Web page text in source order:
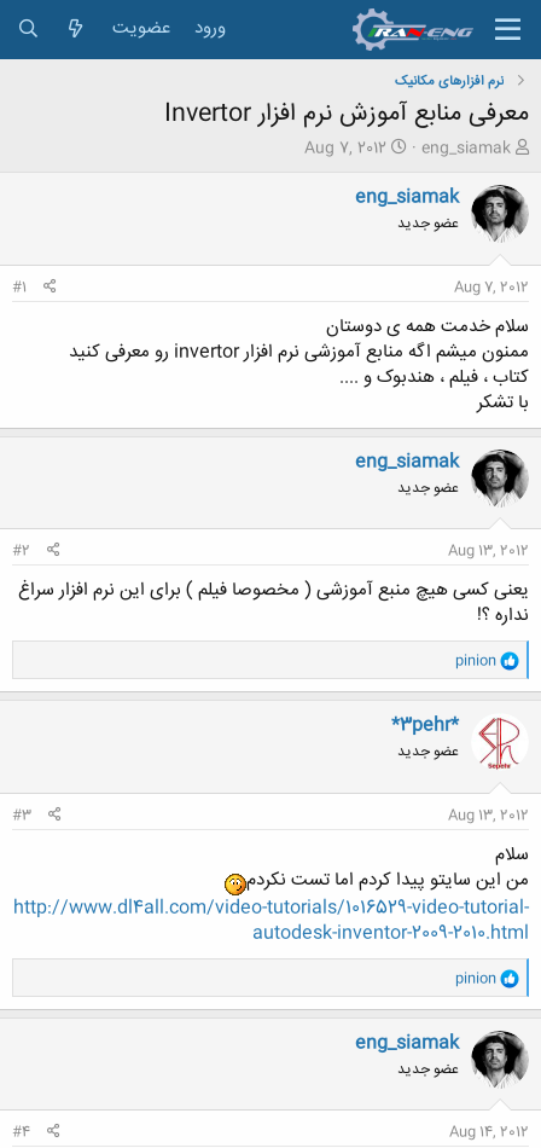
ورود عضویت
نرم افزارهای مکانیک
معرفی منابع آموزش نرم افزار Invertor
ش
و
ع
ک
ه
م
و
ض
و
ع
eng_siamak
ت
ر
ی
ع
Aug 7, 2012
eng_siamak
عضو جدید
Aug 7, 2012
#1
سلام خدمت همه ی دوستان
ممنون میشم اگه منابع آموزشی نرم افزار invertor رو معرفی کنید
کتاب ، فیلم ، هندبوک و ....
با تشکر
eng_siamak
عضو جدید
Aug 13, 2012
#2
یعنی کسی هیچ منبع آموزشی ( مخصوصا فیلم ) برای این نرم افزار سراغ
نداره ؟!
و
ا
ک
ن
ش
ه
ا
pinion
*3pehr*
عضو جدید
Aug 13, 2012
#3
سلام
من این سایتو پیدا کردم اما تست نکردم
http://www.dl4all.com/video-tutorials/1016529-video-tutorial-
autodesk-inventor-2009-2010.html
و
ا
ک
ن
ش
ه
ا
pinion
eng_siamak
عضو جدید
Aug 14, 2012
#4